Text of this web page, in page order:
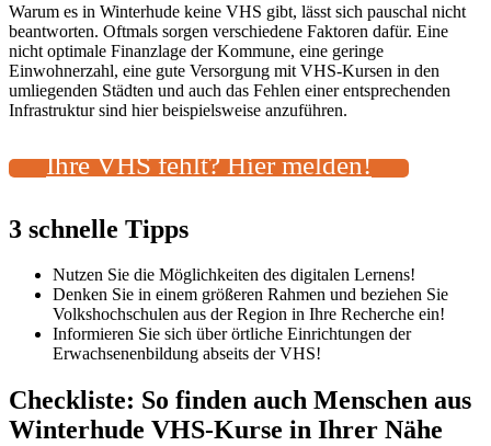
Warum es in Winterhude keine VHS gibt, lässt sich pauschal nicht
beantworten. Oftmals sorgen verschiedene Faktoren dafür. Eine
nicht optimale Finanzlage der Kommune, eine geringe
Einwohnerzahl, eine gute Versorgung mit VHS-Kursen in den
umliegenden Städten und auch das Fehlen einer entsprechenden
Infrastruktur sind hier beispielsweise anzuführen.
Ihre VHS fehlt? Hier melden!
3 schnelle Tipps
Nutzen Sie die Möglichkeiten des digitalen Lernens!
Denken Sie in einem größeren Rahmen und beziehen Sie
Volkshochschulen aus der Region in Ihre Recherche ein!
Informieren Sie sich über örtliche Einrichtungen der
Erwachsenenbildung abseits der VHS!
Checkliste: So finden auch Menschen aus
Winterhude VHS-Kurse in Ihrer Nähe